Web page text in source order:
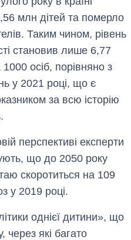
млн дітей та померло
Таким чином, рівень
становив лише 6,77
осіб, порівняно з
у 2021 році, що є
за всю історію
перспективі експерти
що до 2050 року
скоротиться на 109
у 2019 році.
однієї дитини», що
через які багато
Вісім масованих
за літо: Київ та
головною ціллю